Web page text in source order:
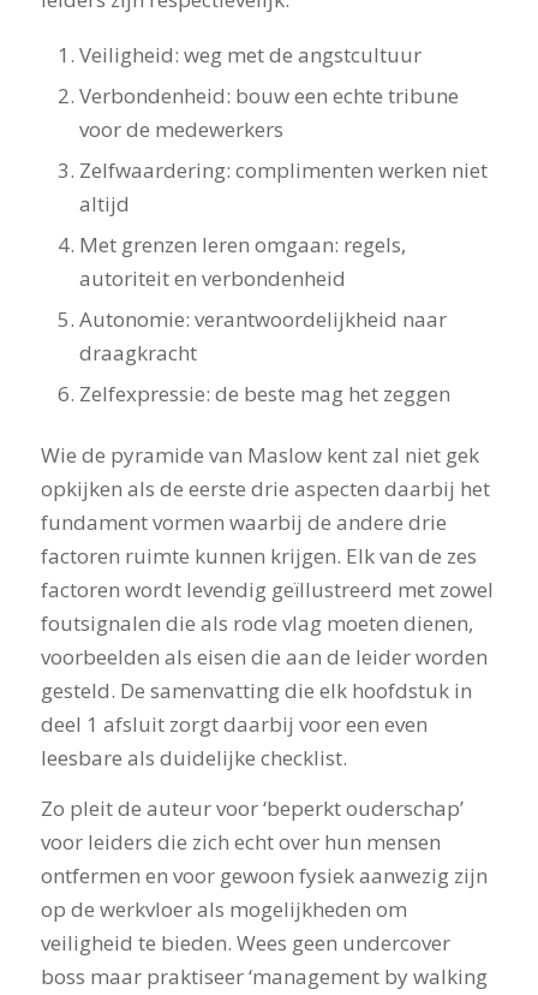
Veiligheid: weg met de angstcultuur
Verbondenheid: bouw een echte tribune
voor de medewerkers
Zelfwaardering: complimenten werken niet
altijd
Met grenzen leren omgaan: regels,
autoriteit en verbondenheid
Autonomie: verantwoordelijkheid naar
draagkracht
Zelfexpressie: de beste mag het zeggen
Wie de pyramide van Maslow kent zal niet gek
opkijken als de eerste drie aspecten daarbij het
fundament vormen waarbij de andere drie
factoren ruimte kunnen krijgen. Elk van de zes
factoren wordt levendig geïllustreerd met zowel
foutsignalen die als rode vlag moeten dienen,
voorbeelden als eisen die aan de leider worden
gesteld. De samenvatting die elk hoofdstuk in
deel 1 afsluit zorgt daarbij voor een even
leesbare als duidelijke checklist.
Zo pleit de auteur voor ‘beperkt ouderschap’
voor leiders die zich echt over hun mensen
ontfermen en voor gewoon fysiek aanwezig zijn
op de werkvloer als mogelijkheden om
veiligheid te bieden. Wees geen undercover
boss maar praktiseer ‘management by walking